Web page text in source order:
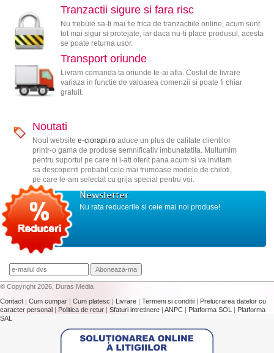
Tranzactii sigure si fara risc
Nu trebuie sa-ti mai fie frica de tranzactiile online, acum sunt
tot mai sigur si protejate, iar daca nu-ti place produsul, acesta
se poate returna usor.
Transport oriunde
Livram comanda ta oriunde te-ai afla. Costul de livrare
variaza in functie de valoarea comenzii si poate fi chiar
gratuit.
Noutati
Noul website e-ciorapi.roaduce un plus de calitate clientilor
printr-o gama de produse semnificativ imbunatatita. Multumim
pentru suportul pe care ni l-ati oferit pana acum si va invitam
sa descoperiti probabil cele mai frumoase modele de chiloti,
pe care le-am selectat cu grija special pentru voi.
Newsletter
Nu rata reducerile si cele mai noi produse!
© Copyright 2026, Duras Media
Contact | Cum cumpar | Cum platesc | Livrare | Termeni si conditii | Prelucrarea datelor cu
caracter personal | Politica de retur | Sfaturi intretinere | ANPC | Platforma SOL | Platforma
SAL